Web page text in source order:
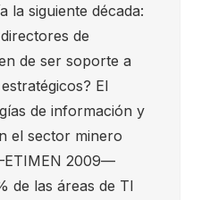
la siguiente década:
de
de ser soporte a
El
de información y
el sector minero
2009—
de las áreas de TI